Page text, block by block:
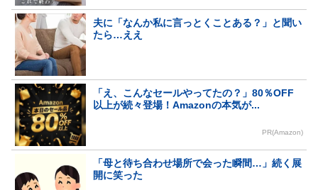
夫に「なんか私に言っとくことある？」と聞い
たら…ええ
「え、こんなセールやってたの？」80％OFF
以上が続々登場！Amazonの本気が...
PR(Amazon)
「母と待ち合わせ場所で会った瞬間…」続く展
開に笑った